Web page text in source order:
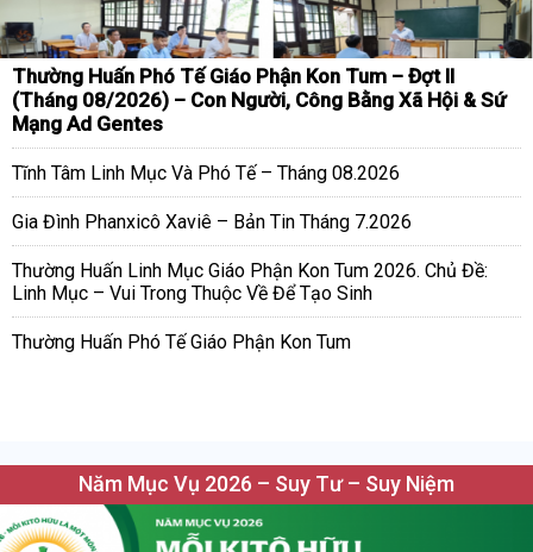
Thường Huấn Phó Tế Giáo Phận Kon Tum – Đợt II
(Tháng 08/2026) – Con Người, Công Bằng Xã Hội & Sứ
Mạng Ad Gentes
Tĩnh Tâm Linh Mục Và Phó Tế – Tháng 08.2026
Gia Đình Phanxicô Xaviê – Bản Tin Tháng 7.2026
Thường Huấn Linh Mục Giáo Phận Kon Tum 2026. Chủ Đề:
Linh Mục – Vui Trong Thuộc Về Để Tạo Sinh
Thường Huấn Phó Tế Giáo Phận Kon Tum
Năm Mục Vụ 2026 – Suy Tư – Suy Niệm